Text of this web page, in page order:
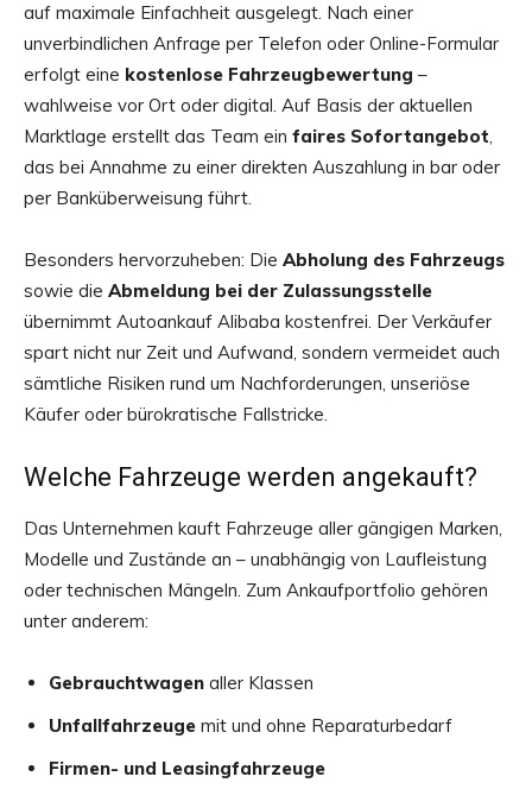
auf maximale Einfachheit ausgelegt. Nach einer
unverbindlichen Anfrage per Telefon oder Online-Formular
erfolgt eine kostenlose Fahrzeugbewertung –
wahlweise vor Ort oder digital. Auf Basis der aktuellen
Marktlage erstellt das Team ein faires Sofortangebot,
das bei Annahme zu einer direkten Auszahlung in bar oder
per Banküberweisung führt.
Besonders hervorzuheben: Die Abholung des Fahrzeugs
sowie die Abmeldung bei der Zulassungsstelle
übernimmt Autoankauf Alibaba kostenfrei. Der Verkäufer
spart nicht nur Zeit und Aufwand, sondern vermeidet auch
sämtliche Risiken rund um Nachforderungen, unseriöse
Käufer oder bürokratische Fallstricke.
Welche Fahrzeuge werden angekauft?
Das Unternehmen kauft Fahrzeuge aller gängigen Marken,
Modelle und Zustände an – unabhängig von Laufleistung
oder technischen Mängeln. Zum Ankaufportfolio gehören
unter anderem:
Gebrauchtwagen aller Klassen
Unfallfahrzeuge mit und ohne Reparaturbedarf
Firmen- und Leasingfahrzeuge